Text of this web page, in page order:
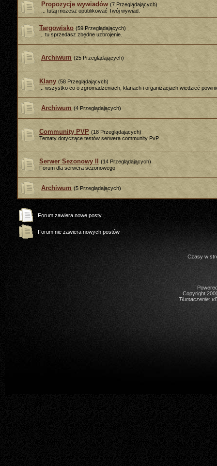
Propozycje wywiadów (7 Przeglądających)
... tutaj możesz opublikować Twój wywiad.
Targowisko (59 Przeglądających)
... tu sprzedasz zbędne uzbrojenie.
Archiwum (25 Przeglądających)
Klany (58 Przeglądających)
... wszystko co o zgromadzeniach, klanach i organizacjach wiedzieć
Archiwum (4 Przeglądających)
Community PVP (18 Przeglądających)
Tematy dotyczące testów serwera community PvP
Serwer Sezonowy II
(14 Przeglądających)
Forum dla serwera sezonowego
Archiwum (5 Przeglądających)
Forum zawiera nowe posty
Forum nie zawiera nowych postów
Czasy w
Copyright
Tłumaczenie: